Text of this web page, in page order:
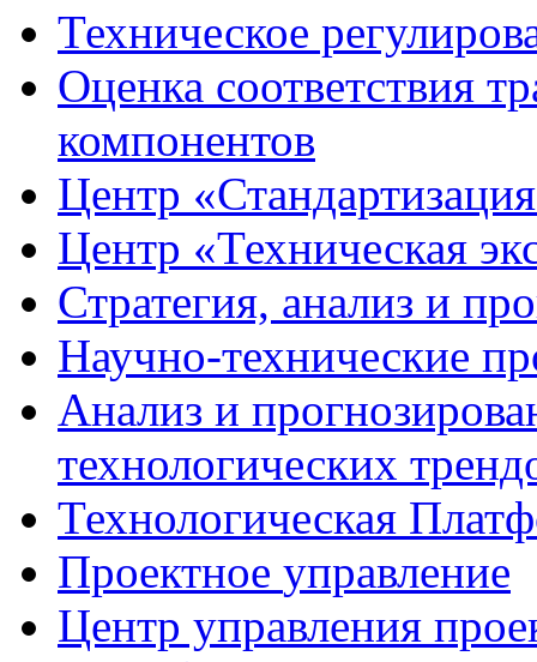
Техническое
Оценка соответствия
компонентов
Центр
Центр «Техническая
Стратегия, анализ и
Научно-технические
Анализ и
технологических
Технологическая
Проектное управление
Центр управления